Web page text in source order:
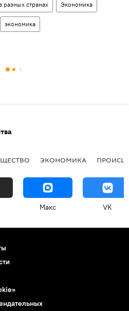
разных странах Экономика
экономика
ЭКОНОМИКА
Макс VK